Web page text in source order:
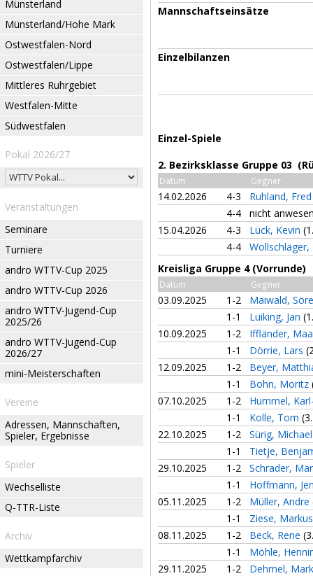
Münsterland
Münsterland/Hohe Mark
Ostwestfalen-Nord
Ostwestfalen/Lippe
Mittleres Ruhrgebiet
Westfalen-Mitte
Südwestfalen
Pokal 2026/27
Veranstaltungen
Seminare
Turniere
andro WTTV-Cup 2025
andro WTTV-Cup 2026
andro WTTV-Jugend-Cup
2025/26
andro WTTV-Jugend-Cup
2026/27
mini-Meisterschaften
Vereine
Adressen, Mannschaften,
Spieler, Ergebnisse
Spieler
Wechselliste
Q-TTR-Liste
Archiv
Wettkampfarchiv
Mannschaftseinsätze
Einzelbilanzen
Einzel-Spiele
2. Bezirksklasse Gruppe 03
Datum Gegner
14.02.2026 4-3
Ruhland,
4-4
nicht
15.04.2026
4-3 Lück, Kevin
4-4
Kreisliga Gruppe 4 (Vorrunde)
Datum Gegner
03.09.2025 1-2
Maiwald,
1-1
Luiking, Jan
10.09.2025
1-2
Iffländer,
1-1
Dörrie, Lars
12.09.2025
1-2
Beyer,
1-1
Bohn, Moritz
07.10.2025
1-2
Hummel,
1-1
Kolle, Tom
22.10.2025
1-2
Sürig,
1-1
Tietje,
29.10.2025
1-2
Schrader,
1-1
Hoffmann,
05.11.2025
1-2 Müller, Andre
1-1
Ziese,
08.11.2025
1-2 Beck, Rene
1-1
Möhle,
29.11.2025
1-2
Dehmel,